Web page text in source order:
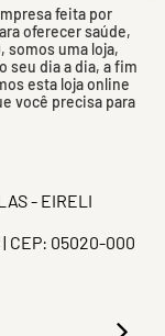
feita por
oferecer saúde,
somos uma loja,
seu dia a dia, a fim
esta loja online
você precisa para
- EIRELI
| CEP: 05020-000